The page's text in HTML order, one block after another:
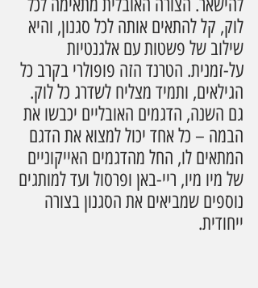
להישאר. הצורה האובלית מתאימה לכל
לוק, קל להתאים אותה לכל סגנון, והיא
שילוב של פשטות עם אלגנטיות
על-זמנית. הטרנד הזה פופולרי בקרב כל
הגילאים, ותמיד מצליח לשדרג כל לוק.
גם השנה, הדגמים האובליים יכבשו את
הבמה – כל אחד יכול למצוא את הדגם
המתאים לו, החל מהדגמים האייקוניים
של מיו מיו, ריי-באן ופרסול ועד למותגים
נוספים שמביאים את הסגנון בצורה
ייחודית.